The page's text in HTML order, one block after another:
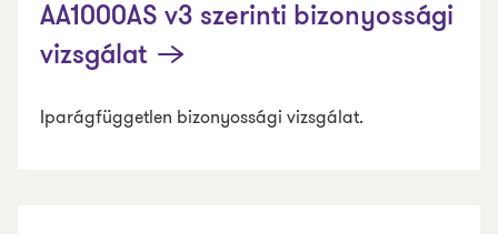
AA1000AS v3 szerinti bizonyossági
vizsgálat
Iparágfüggetlen bizonyossági vizsgálat.